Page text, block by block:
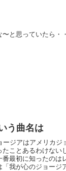
と思っていたら・
う曲名は
ージアはアメリカジ
たことあるわけない
番最初に知ったのは
我が心のジョージ